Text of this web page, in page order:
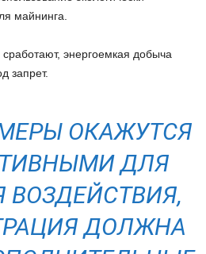
майнинга.
энергоемкая добыча
запрет.
ОКАЖУТСЯ
ДЛЯ
ДОЛЖНА